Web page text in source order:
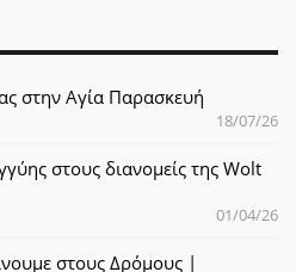
στην Αγία Παρασκευή
18/07/26
στους διανομείς της Wolt
01/04/26
στους Δρόμους |